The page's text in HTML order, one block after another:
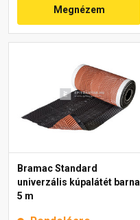
Megnézem
Bramac Standard
univerzális kúpalátét barna
5 m